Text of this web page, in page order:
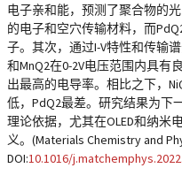
电子亲和能，预测了聚合物的
的电子和空穴传输材料，而
子。其次，通过I-V特性和传输
和MnQ2在0-2V电压范围内具有
出最高的电导率。相比之下，
低，PdQ2最差。研究结果为下
理论依据，尤其在OLED和纳米
义。(Materials Chemistry and
DOI:10.1016/